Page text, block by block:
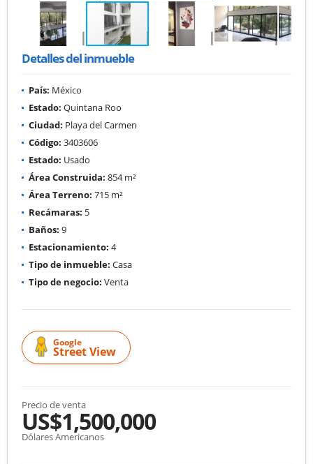
Detalles del inmueble
País: México
Estado: Quintana Roo
Ciudad: Playa del Carmen
Código: 3403606
Estado: Usado
Área Construida: 854 m²
Área Terreno: 715 m²
Recámaras: 5
Baños: 9
Estacionamiento: 4
Tipo de inmueble: Casa
Tipo de negocio: Venta
Google
Street View
Precio de venta
US$1,500,000
Dólares Americanos